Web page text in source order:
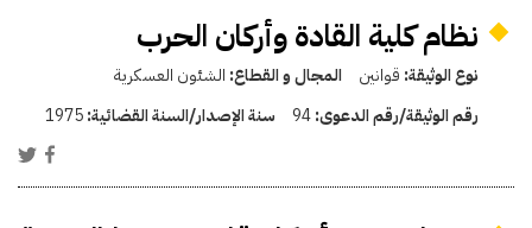
نظام كلية القادة وأركان الحرب
نوع الوثيقة: قوانين المجال و القطاع: الشئون العسكرية
رقم الوثيقة/رقم الدعوى:94 سنة الإصدار/السنة القضائية:1975